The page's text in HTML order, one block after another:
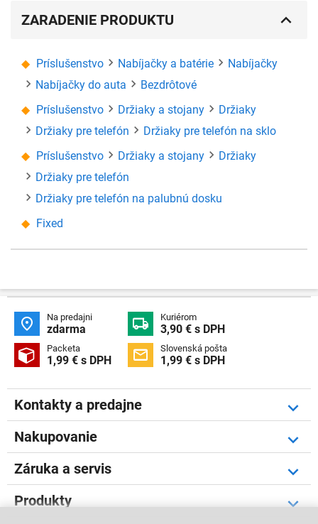
ZARADENIE PRODUKTU
Príslušenstvo Nabíjačky a batérie
Nabíjačky
Nabíjačky do auta
Bezdrôtové
Príslušenstvo
Držiaky a stojany
Držiaky
Držiaky pre telefón
Držiaky pre telefón na sklo
Príslušenstvo
Držiaky a stojany
Držiaky
Držiaky pre telefón
Držiaky pre telefón na palubnú dosku
Fixed
 Na predajni
zdarma  Kuriérom
3,90 € s DPH
 Packeta
1,99 € s DPH  Slovenská pošta
1,99 € s DPH
Kontakty a predajne
Nakupovanie
Záruka a servis
Produkty